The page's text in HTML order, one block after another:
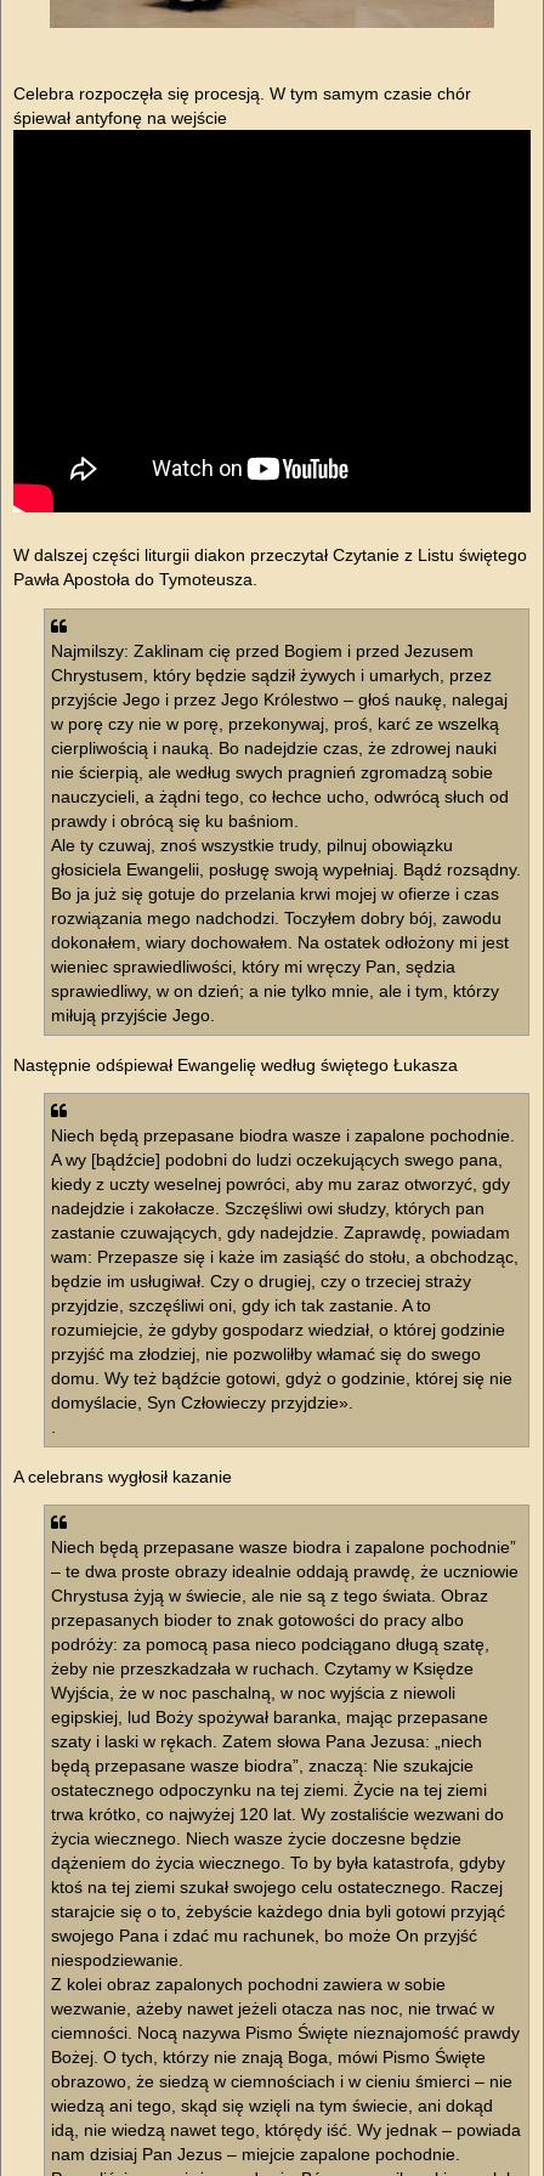
Celebra rozpoczęła się procesją. W tym samym czasie chór
śpiewał antyfonę na wejście
W dalszej części liturgii diakon przeczytał Czytanie z Listu świętego
Pawła Apostoła do Tymoteusza.
Najmilszy: Zaklinam cię przed Bogiem i przed Jezusem
Chrystusem, który będzie sądził żywych i umarłych, przez
przyjście Jego i przez Jego Królestwo – głoś naukę, nalegaj
w porę czy nie w porę, przekonywaj, proś, karć ze wszelką
cierpliwością i nauką. Bo nadejdzie czas, że zdrowej nauki
nie ścierpią, ale według swych pragnień zgromadzą sobie
nauczycieli, a żądni tego, co łechce ucho, odwrócą słuch od
prawdy i obrócą się ku baśniom.
Ale ty czuwaj, znoś wszystkie trudy, pilnuj obowiązku
głosiciela Ewangelii, posługę swoją wypełniaj. Bądź rozsądny.
Bo ja już się gotuje do przelania krwi mojej w ofierze i czas
rozwiązania mego nadchodzi. Toczyłem dobry bój, zawodu
dokonałem, wiary dochowałem. Na ostatek odłożony mi jest
wieniec sprawiedliwości, który mi wręczy Pan, sędzia
sprawiedliwy, w on dzień; a nie tylko mnie, ale i tym, którzy
miłują przyjście Jego.
Następnie odśpiewał Ewangelię według świętego Łukasza
Niech będą przepasane biodra wasze i zapalone pochodnie.
A wy [bądźcie] podobni do ludzi oczekujących swego pana,
kiedy z uczty weselnej powróci, aby mu zaraz otworzyć, gdy
nadejdzie i zakołacze. Szczęśliwi owi słudzy, których pan
zastanie czuwających, gdy nadejdzie. Zaprawdę, powiadam
wam: Przepasze się i każe im zasiąść do stołu, a obchodząc,
będzie im usługiwał. Czy o drugiej, czy o trzeciej straży
przyjdzie, szczęśliwi oni, gdy ich tak zastanie. A to
rozumiejcie, że gdyby gospodarz wiedział, o której godzinie
przyjść ma złodziej, nie pozwoliłby włamać się do swego
domu. Wy też bądźcie gotowi, gdyż o godzinie, której się nie
domyślacie, Syn Człowieczy przyjdzie».
.
A celebrans wygłosił kazanie
Niech będą przepasane wasze biodra i zapalone pochodnie”
– te dwa proste obrazy idealnie oddają prawdę, że uczniowie
Chrystusa żyją w świecie, ale nie są z tego świata. Obraz
przepasanych bioder to znak gotowości do pracy albo
podróży: za pomocą pasa nieco podciągano długą szatę,
żeby nie przeszkadzała w ruchach. Czytamy w Księdze
Wyjścia, że w noc paschalną, w noc wyjścia z niewoli
egipskiej, lud Boży spożywał baranka, mając przepasane
szaty i laski w rękach. Zatem słowa Pana Jezusa: „niech
będą przepasane wasze biodra”, znaczą: Nie szukajcie
ostatecznego odpoczynku na tej ziemi. Życie na tej ziemi
trwa krótko, co najwyżej 120 lat. Wy zostaliście wezwani do
życia wiecznego. Niech wasze życie doczesne będzie
dążeniem do życia wiecznego. To by była katastrofa, gdyby
ktoś na tej ziemi szukał swojego celu ostatecznego. Raczej
starajcie się o to, żebyście każdego dnia byli gotowi przyjąć
swojego Pana i zdać mu rachunek, bo może On przyjść
niespodziewanie.
Z kolei obraz zapalonych pochodni zawiera w sobie
wezwanie, ażeby nawet jeżeli otacza nas noc, nie trwać w
ciemności. Nocą nazywa Pismo Święte nieznajomość prawdy
Bożej. O tych, którzy nie znają Boga, mówi Pismo Święte
obrazowo, że siedzą w ciemnościach i w cieniu śmierci – nie
wiedzą ani tego, skąd się wzięli na tym świecie, ani dokąd
idą, nie wiedzą nawet tego, którędy iść. Wy jednak – powiada
nam dzisiaj Pan Jezus – miejcie zapalone pochodnie.